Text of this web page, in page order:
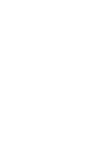
vos empreintes
de vérifier que tous
ne présente
échanger
est encore au
immédiatement